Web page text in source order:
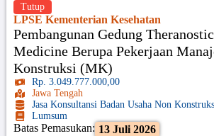
LPSE Kementerian Kesehatan
Pembangunan Gedung
Medicine Berupa Pekerjaan
Konstruksi (MK)
Rp. 3.049.777.000,00
Jawa Tengah
Jasa Konsultansi Badan Usaha Non
Lumsum
Batas Pemasukan: 13 Juli 2026
Tutup